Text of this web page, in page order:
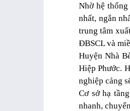
Nhờ hệ
nhất, ngắn
trung tâm
ĐBSCL và
Huyện Nhà
Hiệp Phước.
nghiệp cảng
Cơ sở hạ
nhanh,